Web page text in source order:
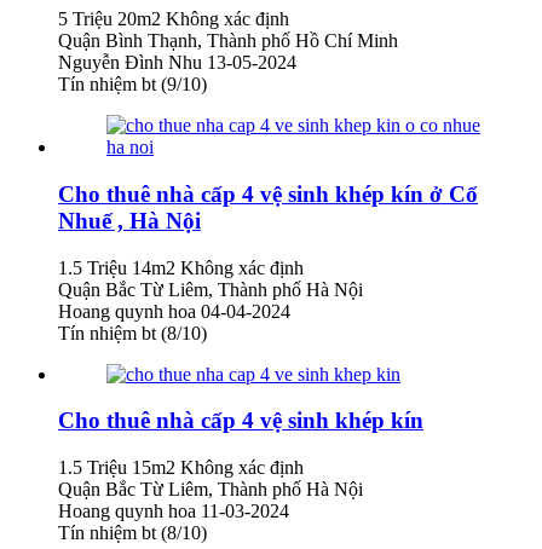
5 Triệu 20m2 Không xác định
Quận Bình Thạnh, Thành phố Hồ Chí Minh
Nguyễn Đình Nhu 13-05-2024
Tín nhiệm bt (9/10)
Cho thuê nhà cấp 4 vệ sinh khép kín ở Cổ
Nhuế , Hà Nội
1.5 Triệu 14m2 Không xác định
Quận Bắc Từ Liêm, Thành phố Hà Nội
Hoang quynh hoa 04-04-2024
Tín nhiệm bt (8/10)
Cho thuê nhà cấp 4 vệ sinh khép kín
1.5 Triệu 15m2 Không xác định
Quận Bắc Từ Liêm, Thành phố Hà Nội
Hoang quynh hoa 11-03-2024
Tín nhiệm bt (8/10)